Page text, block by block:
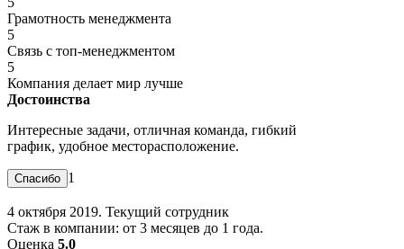
Грамотность менеджмента
5
Связь с топ-менеджментом
5
Компания делает мир лучше
Достоинства
Интересные задачи, отличная команда, гибкий
график, удобное месторасположение.
1
4 октября 2019. Текущий сотрудник
Стаж в компании: от 3 месяцев до 1 года.
Оценка 5.0